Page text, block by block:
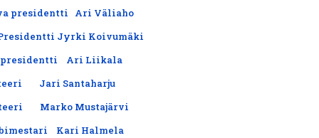
presidentti Ari Väliaho
Jyrki Koivumäki
presidentti Ari Liikala
Jari Santaharju
Marko Mustajärvi
Kari Halmela